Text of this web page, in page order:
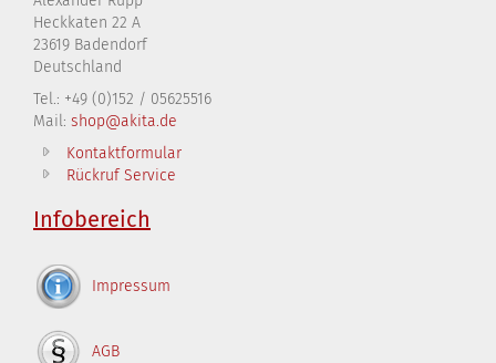
Heckkaten 22 A
23619 Badendorf
Deutschland
Tel.: +49 (0)152 / 05625516
Mail: shop@akita.de
Kontaktformular
Rückruf Service
Infobereich
Impressum
AGB